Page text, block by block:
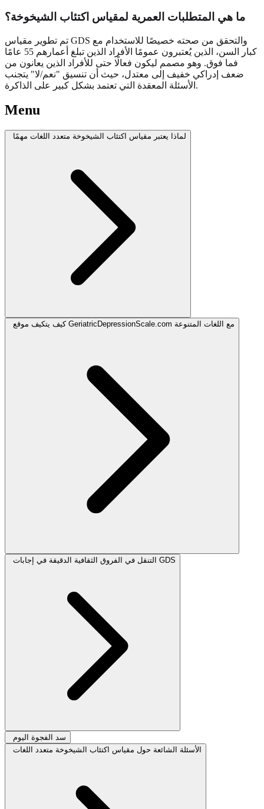
ما هي المتطلبات العمرية لمقياس اكتئاب الشيخوخة؟
تم تطوير مقياس GDS والتحقق من صحته خصيصًا للاستخدام مع
كبار السن، الذين يُعتبرون عمومًا الأفراد الذين تبلغ أعمارهم 55 عامًا
فما فوق. وهو مصمم ليكون فعالًا حتى للأفراد الذين يعانون من
ضعف إدراكي خفيف إلى معتدل، حيث أن تنسيق "نعم/لا" يتجنب
الأسئلة المعقدة التي تعتمد بشكل كبير على الذاكرة.
Menu
لماذا يعتبر مقياس اكتئاب الشيخوخة متعدد اللغات مهمًا
كيف يتكيف موقع GeriatricDepressionScale.com مع اللغات المتنوعة
التنقل في الفروق الثقافية الدقيقة في إجابات GDS
سد الفجوة اليوم
الأسئلة الشائعة حول مقياس اكتئاب الشيخوخة متعدد اللغات